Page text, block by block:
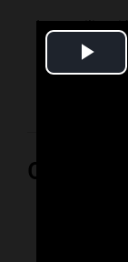
La
fuerzas de
debate sobre
Opinión